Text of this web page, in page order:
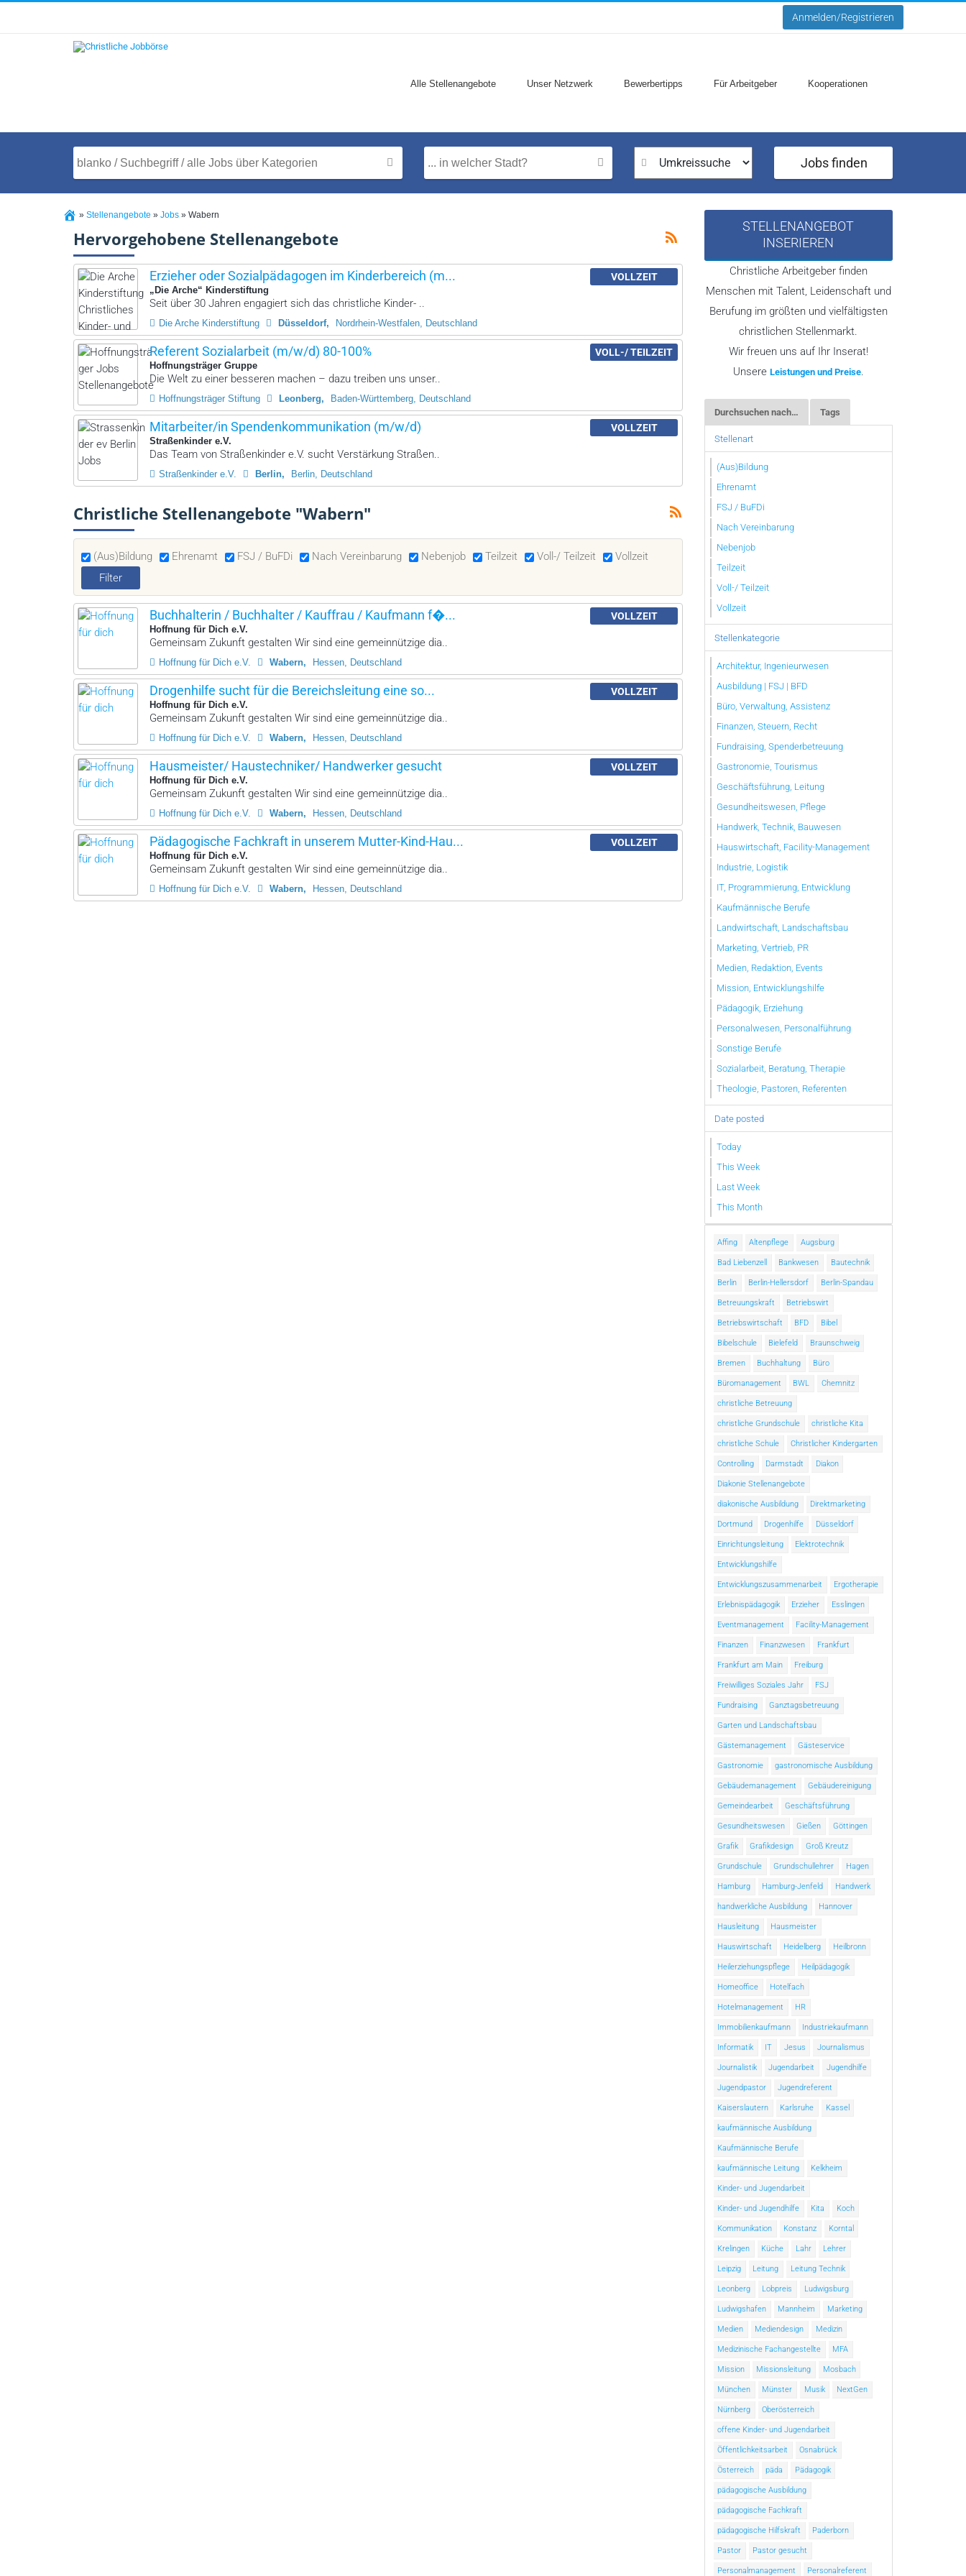
Anmelden/Registrieren
Alle Stellenangebote Unser Netzwerk Bewerbertipps Für Arbeitgeber Kooperationen
Jobs finden
» Stellenangebote » Jobs » Wabern
Hervorgehobene Stellenangebote
Erzieher oder Sozialpädagogen im Kinderbereich (m...
„Die Arche“ Kinderstiftung
VOLLZEIT
Seit über 30 Jahren engagiert sich das christliche Kinder- ..
Die Arche Kinderstiftung Düsseldorf Nordrhein-Westfalen, Deutschland
Referent Sozialarbeit (m/w/d) 80-100%
Hoffnungsträger Gruppe
VOLL-/ TEILZEIT
Die Welt zu einer besseren machen – dazu treiben uns unser..
Hoffnungsträger Stiftung Leonberg Baden-Württemberg, Deutschland
Mitarbeiter/in Spendenkommunikation (m/w/d)
Straßenkinder e.V.
VOLLZEIT
Das Team von Straßenkinder e.V. sucht Verstärkung Straßen..
Straßenkinder e.V. Berlin Berlin, Deutschland
Christliche Stellenangebote "Wabern"
(Aus)Bildung Ehrenamt FSJ / BuFDi Nach Vereinbarung Nebenjob Teilzeit Voll-/ Teilzeit Vollzeit
Buchhalterin / Buchhalter / Kauffrau / Kaufmann f�...
Hoffnung für Dich e.V.
VOLLZEIT
Gemeinsam Zukunft gestalten Wir sind eine gemeinnützige dia..
Hoffnung für Dich e.V. Wabern Hessen, Deutschland
Drogenhilfe sucht für die Bereichsleitung eine so...
Hoffnung für Dich e.V.
VOLLZEIT
Gemeinsam Zukunft gestalten Wir sind eine gemeinnützige dia..
Hoffnung für Dich e.V. Wabern Hessen, Deutschland
Hausmeister/ Haustechniker/ Handwerker gesucht
Hoffnung für Dich e.V.
VOLLZEIT
Gemeinsam Zukunft gestalten Wir sind eine gemeinnützige dia..
Hoffnung für Dich e.V. Wabern Hessen, Deutschland
Pädagogische Fachkraft in unserem Mutter-Kind-Hau...
Hoffnung für Dich e.V.
VOLLZEIT
Gemeinsam Zukunft gestalten Wir sind eine gemeinnützige dia..
Hoffnung für Dich e.V. Wabern Hessen, Deutschland
STELLENANGEBOT
INSERIEREN
Christliche Arbeitgeber finden
Menschen mit Talent, Leidenschaft und
Berufung im größten und vielfältigsten
christlichen Stellenmarkt.
Wir freuen uns auf Ihr Inserat!
Unsere Leistungen und Preise.
Durchsuchen nach… Tags
Stellenart
(Aus)Bildung
Ehrenamt
FSJ / BuFDi
Nach Vereinbarung
Nebenjob
Teilzeit
Voll-/ Teilzeit
Vollzeit
Stellenkategorie
Architektur, Ingenieurwesen
Ausbildung | FSJ | BFD
Büro, Verwaltung, Assistenz
Finanzen, Steuern, Recht
Fundraising, Spenderbetreuung
Gastronomie, Tourismus
Geschäftsführung, Leitung
Gesundheitswesen, Pflege
Handwerk, Technik, Bauwesen
Hauswirtschaft, Facility-Management
Industrie, Logistik
IT, Programmierung, Entwicklung
Kaufmännische Berufe
Landwirtschaft, Landschaftsbau
Marketing, Vertrieb, PR
Medien, Redaktion, Events
Mission, Entwicklungshilfe
Pädagogik, Erziehung
Personalwesen, Personalführung
Sonstige Berufe
Sozialarbeit, Beratung, Therapie
Theologie, Pastoren, Referenten
Date posted
Today
This Week
Last Week
This Month
Affing Altenpflege Augsburg
Bad Liebenzell Bankwesen Bautechnik
Berlin Berlin-Hellersdorf Berlin-Spandau
Betreuungskraft Betriebswirt
Betriebswirtschaft BFD Bibel
Bibelschule Bielefeld Braunschweig
Bremen Buchhaltung Büro
Büromanagement BWL Chemnitz
christliche Betreuung
christliche Grundschule christliche Kita
christliche Schule Christlicher Kindergarten
Controlling Darmstadt Diakon
Diakonie Stellenangebote
diakonische Ausbildung Direktmarketing
Dortmund Drogenhilfe Düsseldorf
Einrichtungsleitung Elektrotechnik
Entwicklungshilfe
Entwicklungszusammenarbeit Ergotherapie
Erlebnispädagogik Erzieher Esslingen
Eventmanagement Facility-Management
Finanzen Finanzwesen Frankfurt
Frankfurt am Main Freiburg
Freiwilliges Soziales Jahr FSJ
Fundraising Ganztagsbetreuung
Garten und Landschaftsbau
Gästemanagement Gästeservice
Gastronomie gastronomische Ausbildung
Gebäudemanagement Gebäudereinigung
Gemeindearbeit Geschäftsführung
Gesundheitswesen Gießen Göttingen
Grafik Grafikdesign Groß Kreutz
Grundschule Grundschullehrer Hagen
Hamburg Hamburg-Jenfeld Handwerk
handwerkliche Ausbildung Hannover
Hausleitung Hausmeister
Hauswirtschaft Heidelberg Heilbronn
Heilerziehungspflege Heilpädagogik
Homeoffice Hotelfach
Hotelmanagement HR
Immobilienkaufmann Industriekaufmann
Informatik IT Jesus Journalismus
Journalistik Jugendarbeit Jugendhilfe
Jugendpastor Jugendreferent
Kaiserslautern Karlsruhe Kassel
kaufmännische Ausbildung
Kaufmännische Berufe
kaufmännische Leitung Kelkheim
Kinder- und Jugendarbeit
Kinder- und Jugendhilfe Kita Koch
Kommunikation Konstanz Korntal
Krelingen Küche Lahr Lehrer
Leipzig Leitung Leitung Technik
Leonberg Lobpreis Ludwigsburg
Ludwigshafen Mannheim Marketing
Medien Mediendesign Medizin
Medizinische Fachangestellte MFA
Mission Missionsleitung Mosbach
München Münster Musik NextGen
Nürnberg Oberösterreich
offene Kinder- und Jugendarbeit
Öffentlichkeitsarbeit Osnabrück
Österreich päda Pädagogik
pädagogische Ausbildung
pädagogische Fachkraft
pädagogische Hilfskraft Paderborn
Pastor Pastor gesucht
Personalmanagement Personalreferent